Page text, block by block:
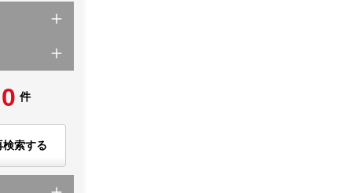
0 件
検索する